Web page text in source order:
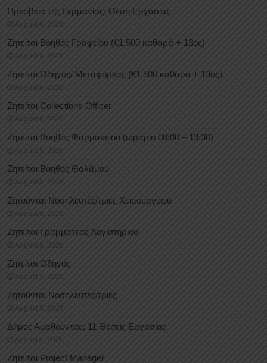
Πρεσβεία της Γερμανίας: Θέση Εργασίας
August 6, 2026
Ζητείται Βοηθός Γραφείου (€1.500 καθαρά + 13ος)
August 6, 2026
Ζητείται Οδηγός/ Μεταφορέας (€1.500 καθαρά + 13ος)
August 6, 2026
Ζητείται Collections Officer
August 6, 2026
Ζητείται Βοηθός Φαρμακείου (ωράριο 08:00 – 13:30)
August 5, 2026
Ζητείται Βοηθός Θαλάμου
August 5, 2026
Ζητούνται Νοσηλευτές/τριες Χειρουργείου
August 5, 2026
Ζητείται Γραμματέας Λογιστηρίου
August 5, 2026
Ζητείται Οδηγός
August 5, 2026
Ζητούνται Νοσηλευτές/τριες
August 5, 2026
Δήμος Αμαθούντας: 11 Θέσεις Εργασίας
August 5, 2026
Ζητείται Project Manager